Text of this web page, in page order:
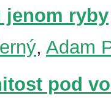
jenom ryby
, Adam
pod